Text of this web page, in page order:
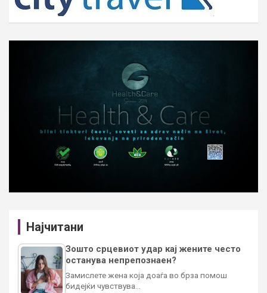
Најчитани
Зошто срцевиот удар кај жените често
останува непрепознаен?
Замислете жена која доаѓа во брза помош
бидејќи чувствува…